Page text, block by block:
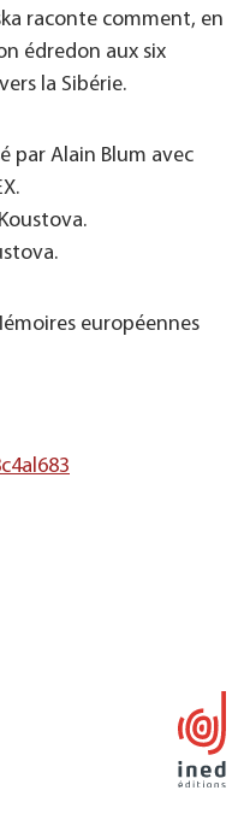
raconte comment, en
édredon aux six
la Sibérie.
par Alain Blum avec
européennes